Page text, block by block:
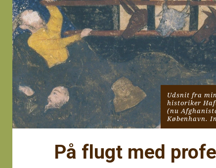
Udsnit fra
historiker
(nu
København.
På flugt med